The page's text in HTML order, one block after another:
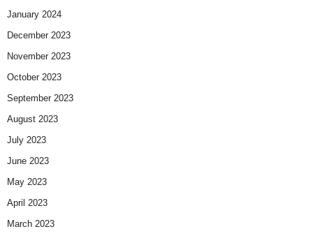
January 2024
December 2023
November 2023
October 2023
September 2023
August 2023
July 2023
June 2023
May 2023
April 2023
March 2023